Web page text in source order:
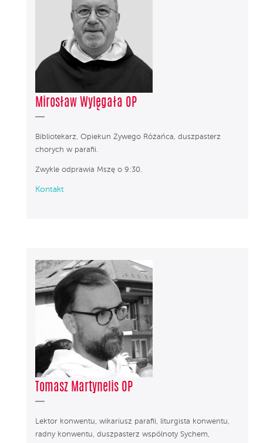
Mirosław Wylęgała OP
Bibliotekarz, Opiekun Żywego Różańca, duszpasterz
chorych w parafii.
Zwykle odprawia Mszę o 9:30.
Kontakt
Tomasz Martynelis OP
Lektor konwentu, wikariusz parafii, liturgista konwentu,
radny konwentu, duszpasterz wspólnoty Sychem,